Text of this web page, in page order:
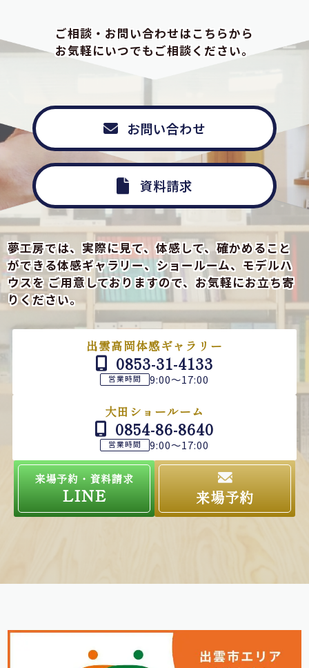
ご相談・お問い合わせはこちらから
お気軽にいつでもご相談ください。
お問い合わせ
資料請求
夢工房では、実際に見て、体感して、確かめること
ができる体感ギャラリー、ショールーム、モデルハ
ウスをご用意しておりますので、お気軽にお立ち寄
りください。
出雲高岡体感ギャラリー
0853-31-4133
営業時間 9:00～17:00
大田ショールーム
0854-86-8640
営業時間 9:00～17:00
来場予約・資料請求
LINE 来場予約